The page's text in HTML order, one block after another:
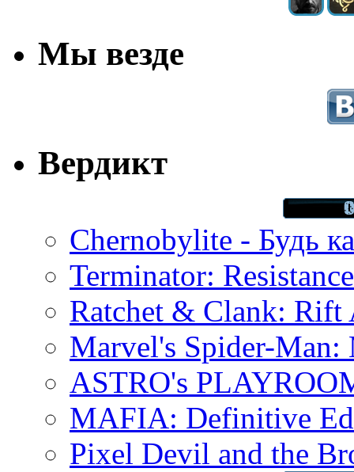
Мы везде
Вердикт
Chernobylite - Будь
Terminator:
Ratchet & Clank: Rift
Marvel's Spider-Man:
ASTRO's
MAFIA: Definitive
Pixel Devil and the